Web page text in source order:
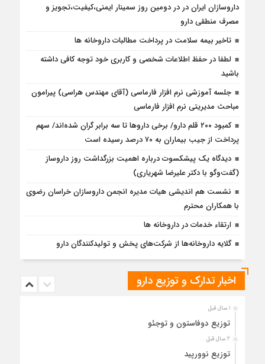
داروسازان ایران در در دومین روز سمینار ایمنی،کیفیت،تجویز و
مصرف منطقی دارو
تاخیر بیمه سلامت در پرداخت مطالبات داروخانه ها
لطفا در حفظ اطلاعات شخصی و کاربری خود توجه کافی داشته
باشید
جلسه آموزشی نرم افزار فارماسی (آقای مهندس هراسی) پیرامون
مباحث مدیریتی نرم افزار فارماسی
کمبود ۲۰۰ قلم دارو/ برخی داروها تا سه برابر گران شده‌اند/ سهم
پرداخت از جیب بیماران به ۷۰ درصد رسیده است
دیدگاه یک پیشکسوت درباره اهمیت بزرگداشت روز داروساز
(گفت‌وگو با دکتر علیرضا شهریاری)
نشست هم اندیشی هیات مدیره انجمن داروسازان خراسان رضوی
با همکاران محترم
ارتقاء خدمات در داروخانه ها
گلایه داروخانه‌ها از شرکت‌های پخش و تولیدکنندگان دارو
اخبار تدارک و توزیع دارو
1 سال قبل
توزیع دوفاستون و توجئو
2 سال قبل
توزیع نوورپید